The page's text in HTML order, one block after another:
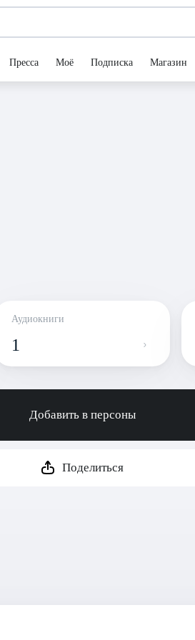
Пресса Моё Подписка Магазин
Аудиокниги
1
Добавить в персоны
Поделиться